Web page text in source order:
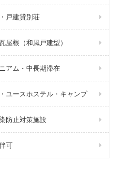
戸建貸別荘
屋根（和風戸建型）
アム・中長期滞在
ユースホステル・キャンプ
防止対策施設
可